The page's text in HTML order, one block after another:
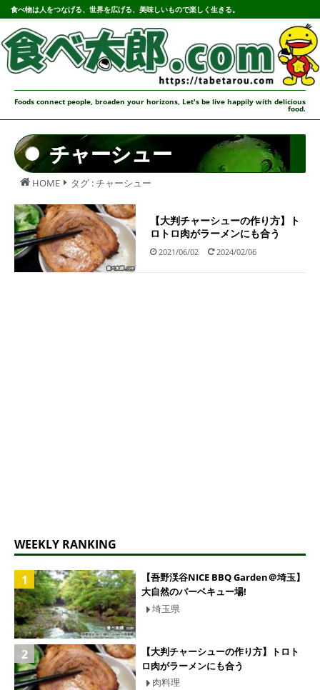
食べ物は人をつなげる、世界を広げる、美味しいもので楽しく生きる。
Foods connect people, broaden your horizons, Let's be live happily with delicious
food.
チャーシュー
HOME タグ : チャーシュー
【大判チャーシューの作り方】ト
ロトロ肉がラーメンにも合う
2021/06/02 2024/02/06
WEEKLY RANKING
【吾野渓谷NICE BBQ Garden＠埼玉】
大自然のバーベキュー場!
埼玉県
【大判チャーシューの作り方】トロト
ロ肉がラーメンにも合う
肉料理